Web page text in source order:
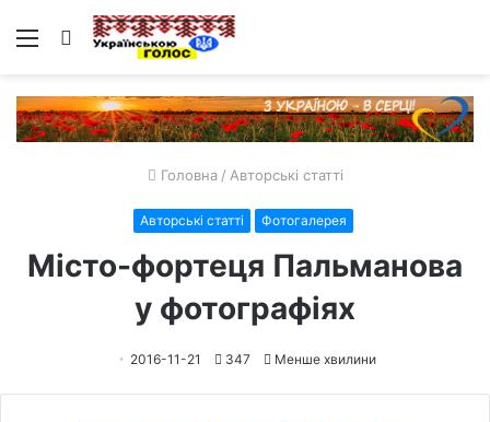
Меню Пошук
Головна / Авторські статті
Авторські статті Фотогалерея
Місто-фортеця Пальманова
у фотографіях
2016-11-21 347 Менше хвилини